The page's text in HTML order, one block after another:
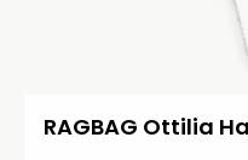
RAGBAG Ottilia